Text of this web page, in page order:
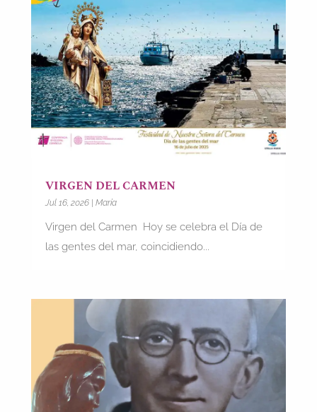
VIRGEN DEL CARMEN
Jul 16, 2026| María
Virgen del Carmen Hoy se celebra el Día de
las gentes del mar, coincidiendo...